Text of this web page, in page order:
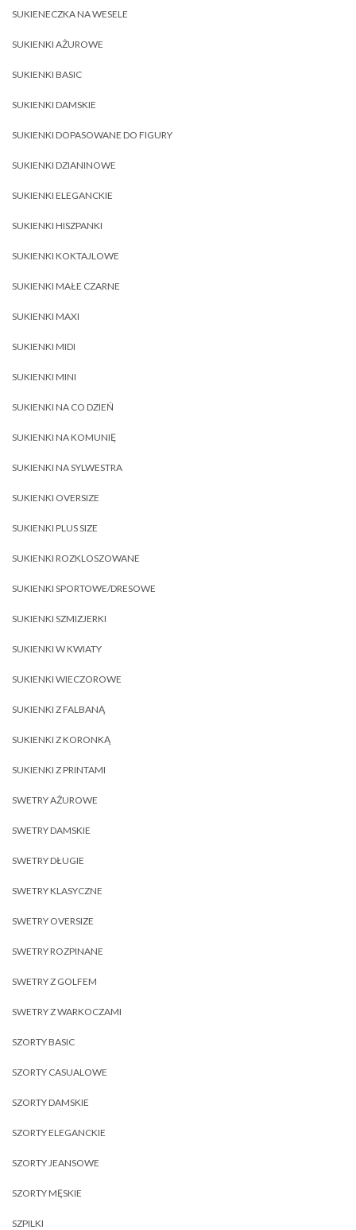
SUKIENECZKA NA WESELE
SUKIENKI AŻUROWE
SUKIENKI BASIC
SUKIENKI DAMSKIE
SUKIENKI DOPASOWANE DO FIGURY
SUKIENKI DZIANINOWE
SUKIENKI ELEGANCKIE
SUKIENKI HISZPANKI
SUKIENKI KOKTAJLOWE
SUKIENKI MAŁE CZARNE
SUKIENKI MAXI
SUKIENKI MIDI
SUKIENKI MINI
SUKIENKI NA CO DZIEŃ
SUKIENKI NA KOMUNIĘ
SUKIENKI NA SYLWESTRA
SUKIENKI OVERSIZE
SUKIENKI PLUS SIZE
SUKIENKI ROZKLOSZOWANE
SUKIENKI SPORTOWE/DRESOWE
SUKIENKI SZMIZJERKI
SUKIENKI W KWIATY
SUKIENKI WIECZOROWE
SUKIENKI Z FALBANĄ
SUKIENKI Z KORONKĄ
SUKIENKI Z PRINTAMI
SWETRY AŻUROWE
SWETRY DAMSKIE
SWETRY DŁUGIE
SWETRY KLASYCZNE
SWETRY OVERSIZE
SWETRY ROZPINANE
SWETRY Z GOLFEM
SWETRY Z WARKOCZAMI
SZORTY BASIC
SZORTY CASUALOWE
SZORTY DAMSKIE
SZORTY ELEGANCKIE
SZORTY JEANSOWE
SZORTY MĘSKIE
SZPILKI